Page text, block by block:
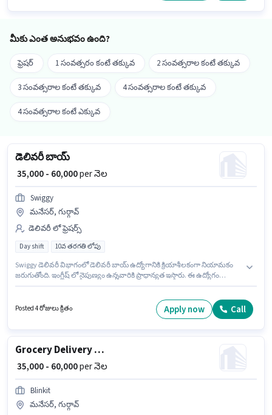
మీకు ఎంత అనుభవం ఉంది?
ఫ్రెషర్ 1 సంవత్సరం కంటే తక్కువ 2 సంవత్సరాల కంటే తక్కువ
3 సంవత్సరాల కంటే తక్కువ 4 సంవత్సరాల కంటే తక్కువ
4 సంవత్సరాల కంటే ఎక్కువ
డెలివరీ బాయ్
₹ 35,000 - 60,000per నెల
Swiggy
మనేసర్, గుర్గావ్
డెలివరీ లో ఫ్రెషర్స్
Day shift 10వ తరగతి లోపు
Swiggy డెలివరీ విభాగంలో డెలివరీ బాయ్ ఉద్యోగానికి క్రియాశీలకంగా నియామకం
జరుగుతోంది. ఇంగ్లీష్ లో నైపుణ్యం ఉన్నవారికి ప్రాధాన్యత ఇస్తారు. ఈ ఉద్యోగం
ఉద్యోగం ఫ్రెషర్ కోసం అనుకూలంగా ఉంటుంది. మీరు నెలకు ₹60000 వరకు
Posted 4 రోజులు క్రితం Apply now Call
Grocery Delivery Boy
₹ 35,000 - 60,000per నెల
Blinkit
మనేసర్, గుర్గావ్